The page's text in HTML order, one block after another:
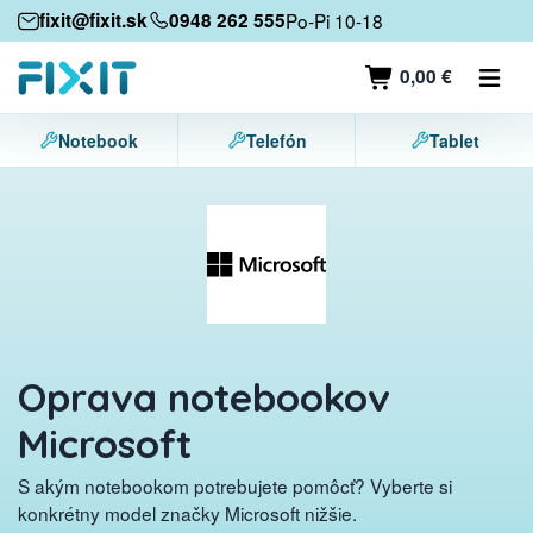
fixit@fixit.sk 0948 262 555Po-Pi 10-18
0,00 €
Mobilné zariadenia
Mobilné telefóny
Tablety
Kontakt
Notebook Telefón Tablet
Oprava notebookov
Microsoft
S akým notebookom potrebujete pomôcť? Vyberte si
konkrétny model značky Microsoft nižšie.